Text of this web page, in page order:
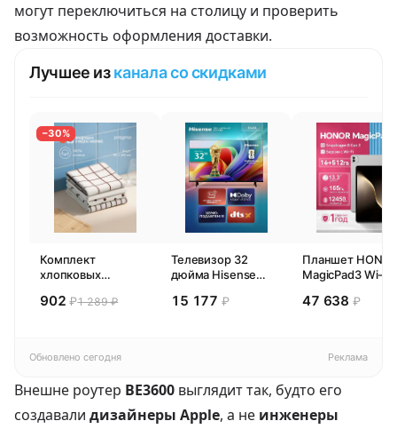
могут переключиться на столицу и проверить
возможность оформления доставки.
Лучшее изканала со скидками
−30%
Комплект
хлопковых
полотенец 4 шт,
902₽1 289 ₽
Телевизор 32
дюйма Hisense
Смарт ТВ HD
15 177 ₽
Планшет
MagicPad3 Wi-Fi,
Snapdragon 8,
47 638 ₽
Обновлено сегодня Реклама
Внешне роутер BE3600 выглядит так, будто его
создавали дизайнеры Apple, а не инженеры